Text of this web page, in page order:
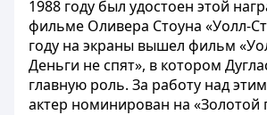
1988 году был удостоен этой
фильме Оливера Стоуна «Уолл-
году на экраны вышел фильм
Деньги не спят», в котором
главную роль. За работу над
актер номинирован на «Золотой